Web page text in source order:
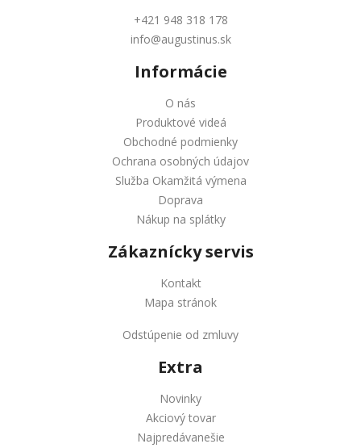
+421 948 318 178
info@augustinus.sk
Informácie
O nás
Produktové videá
Obchodné podmienky
Ochrana osobných údajov
Služba Okamžitá výmena
Doprava
Nákup na splátky
Zákaznícky servis
Kontakt
Mapa stránok
Odstúpenie od zmluvy
Extra
Novinky
Akciový tovar
Najpredávanešie